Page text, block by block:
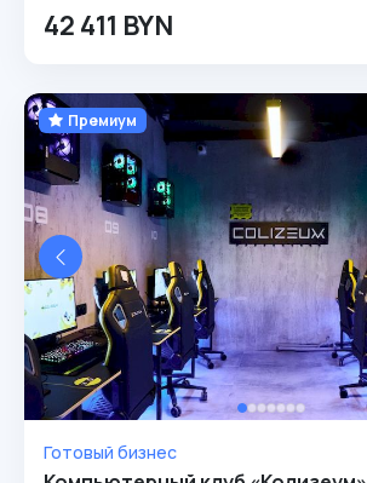
42 411 BYN
Премиум
Готовый бизнес